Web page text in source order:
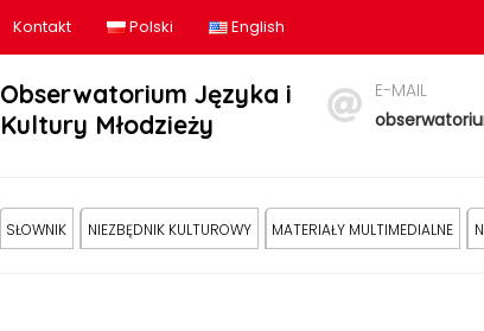
Kontakt Polski English
Obserwatorium Języka i
Kultury Młodzieży
E-MAIL
SŁOWNIK NIEZBĘDNIK KULTUROWY MATERIAŁY MULTIMEDIALNE